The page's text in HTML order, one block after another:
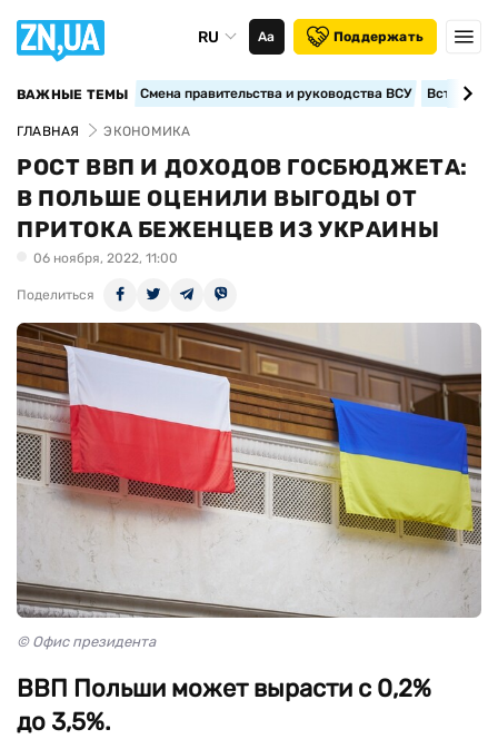
RU Аа Поддержать
ВАЖНЫЕ ТЕМЫ Смена правительства и руководства ВСУ
ГЛАВНАЯ ЭКОНОМИКА
РОСТ ВВП И ДОХОДОВ ГОСБЮДЖЕТА:
В ПОЛЬШЕ ОЦЕНИЛИ ВЫГОДЫ ОТ
ПРИТОКА БЕЖЕНЦЕВ ИЗ УКРАИНЫ
06 ноября, 2022, 11:00
Поделиться
© Офис президента
ВВП Польши может вырасти с 0,2%
до 3,5%.